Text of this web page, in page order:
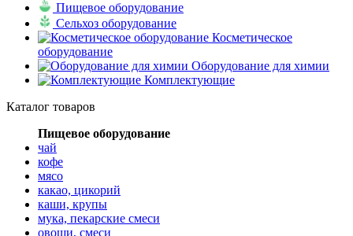
Пищевое оборудование
Сельхоз оборудование
Косметическое
оборудование
Оборудование для химии
Комплектующие
Каталог товаров
Пищевое оборудование
чай
кофе
мясо
какао, цикорий
каши, крупы
мука, пекарские смеси
овощи, смеси